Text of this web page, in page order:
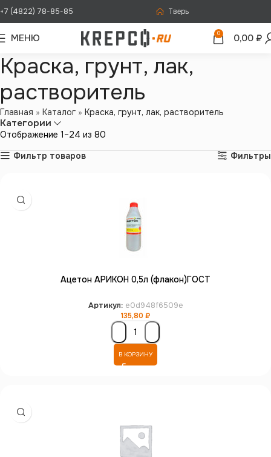
+7 (4822) 78-85-85 Тверь
МЕНЮ 0 0,00 ₽
Краска, грунт, лак,
растворитель
Главная » Каталог » Краска, грунт, лак, растворитель
Категории
Отображение 1–24 из 80
Фильтр товаров
Фильтры
Ацетон АРИКОН 0,5л (флакон)ГОСТ
Артикул: e0d948f6509e
135,80₽
В КОРЗИНУ